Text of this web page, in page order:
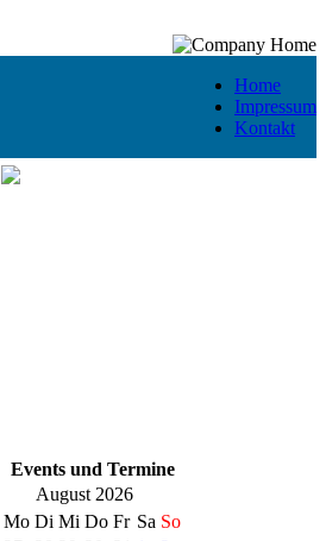
Home
Impressum
Kontakt
Events und Termine
August 2026
Mo Di Mi Do Fr Sa So